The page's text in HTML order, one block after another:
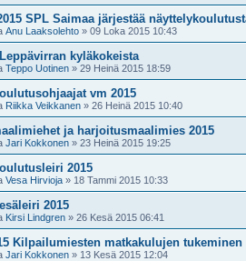
SPL Saimaa järjestää
Anu Laaksolehto » 09 Loka 2015 10:43
kyläkokeista
Teppo Uotinen » 29 Heinä 2015 18:59
vm 2015
Riikka Veikkanen » 26 Heinä 2015 10:40
ja harjoitusmaalimies 2015
Jari Kokkonen » 23 Heinä 2015 19:25
2015
Vesa Hirvioja » 18 Tammi 2015 10:33
2015
Kirsi Lindgren » 26 Kesä 2015 06:41
Kilpailumiesten matkakulujen tukeminen
Jari Kokkonen » 13 Kesä 2015 12:04